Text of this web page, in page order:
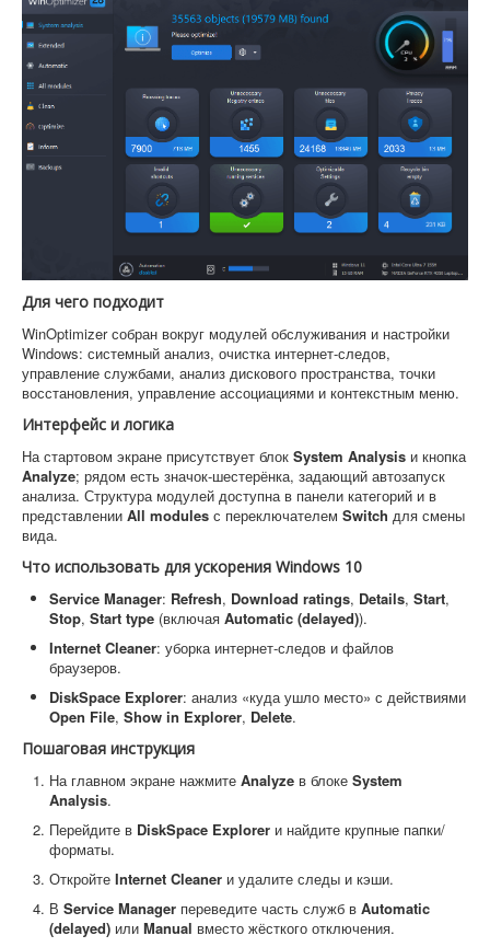
Для чего подходит
WinOptimizer собран вокруг модулей обслуживания и настройки
Windows: системный анализ, очистка интернет-следов,
управление службами, анализ дискового пространства, точки
восстановления, управление ассоциациями и контекстным меню.
Интерфейс и логика
На стартовом экране присутствует блок System Analysis и кнопка
Analyze; рядом есть значок-шестерёнка, задающий автозапуск
анализа. Структура модулей доступна в панели категорий и в
представлении All modules с переключателем Switch для смены
вида.
Что использовать для ускорения Windows 10
Service Manager: Refresh, Download ratings, Details, Start,
Stop, Start type (включая Automatic (delayed)).
Internet Cleaner: уборка интернет-следов и файлов
браузеров.
DiskSpace Explorer: анализ «куда ушло место» с действиями
Open File, Show in Explorer, Delete.
Пошаговая инструкция
На главном экране нажмите Analyze в блоке System
Analysis.
Перейдите в DiskSpace Explorer и найдите крупные папки/
форматы.
Откройте Internet Cleaner и удалите следы и кэши.
В Service Manager переведите часть служб в Automatic
(delayed) или Manual вместо жёсткого отключения.